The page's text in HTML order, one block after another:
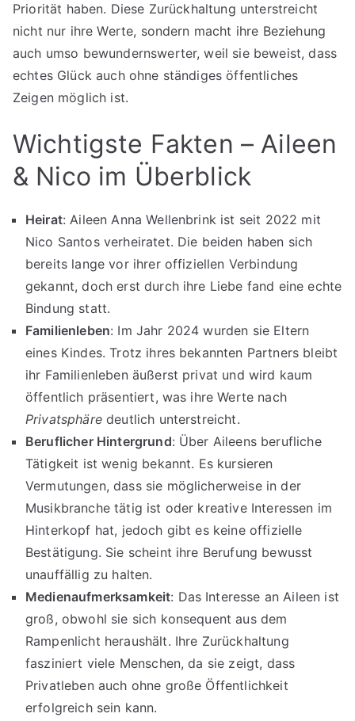
Priorität haben. Diese Zurückhaltung unterstreicht
nicht nur ihre Werte, sondern macht ihre Beziehung
auch umso bewundernswerter, weil sie beweist, dass
echtes Glück auch ohne ständiges öffentliches
Zeigen möglich ist.
Wichtigste Fakten – Aileen
& Nico im Überblick
Heirat: Aileen Anna Wellenbrink ist seit 2022 mit
Nico Santos verheiratet. Die beiden haben sich
bereits lange vor ihrer offiziellen Verbindung
gekannt, doch erst durch ihre Liebe fand eine echte
Bindung statt.
Familienleben: Im Jahr 2024 wurden sie Eltern
eines Kindes. Trotz ihres bekannten Partners bleibt
ihr Familienleben äußerst privat und wird kaum
öffentlich präsentiert, was ihre Werte nach
Privatsphäredeutlich unterstreicht.
Beruflicher Hintergrund: Über Aileens berufliche
Tätigkeit ist wenig bekannt. Es kursieren
Vermutungen, dass sie möglicherweise in der
Musikbranche tätig ist oder kreative Interessen im
Hinterkopf hat, jedoch gibt es keine offizielle
Bestätigung. Sie scheint ihre Berufung bewusst
unauffällig zu halten.
Medienaufmerksamkeit: Das Interesse an Aileen ist
groß, obwohl sie sich konsequent aus dem
Rampenlicht heraushält. Ihre Zurückhaltung
fasziniert viele Menschen, da sie zeigt, dass
Privatleben auch ohne große Öffentlichkeit
erfolgreich sein kann.